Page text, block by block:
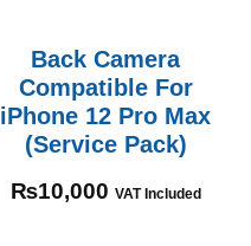
Back Camera
Compatible For
iPhone 12 Pro Max
(Service Pack)
₨10,000 VAT Included